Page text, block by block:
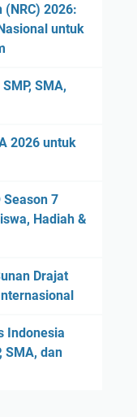
2026:
untuk
SMA,
2026 untuk
Season 7
Hadiah &
Drajat
Indonesia
SMA, dan